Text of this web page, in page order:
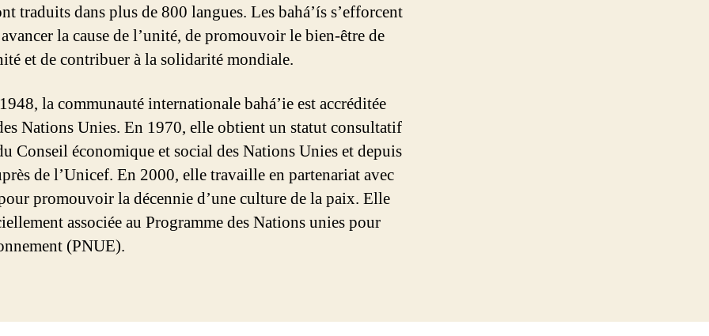
traduits dans plus de 800 langues. Les bahá’ís s’efforcent
la cause de l’unité, de promouvoir le bien-être de
et de contribuer à la solidarité mondiale.
la communauté internationale bahá’ie est accréditée
Nations Unies. En 1970, elle obtient un statut consultatif
Conseil économique et social des Nations Unies et depuis
de l’Unicef. En 2000, elle travaille en partenariat avec
promouvoir la décennie d’une culture de la paix. Elle
associée au Programme des Nations unies pour
(PNUE).